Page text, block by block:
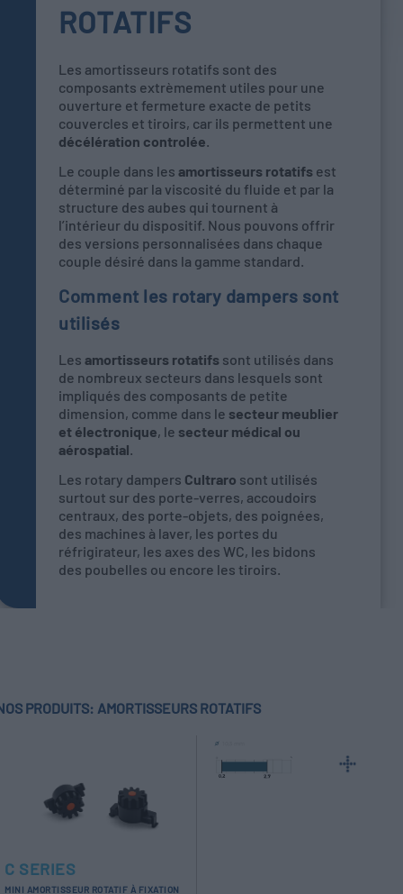
ROTATIFS
Les amortisseurs rotatifs sont des
composants extrèmement utiles pour une
ouverture et fermeture exacte de petits
couvercles et tiroirs, car ils permettent une
décélération controlée.
Le couple dans les amortisseurs rotatifs est
déterminé par la viscosité du fluide et par la
structure des aubes qui tournent à
l’intérieur du dispositif. Nous pouvons offrir
des versions personnalisées dans chaque
couple désiré dans la gamme standard.
Comment les rotary dampers sont
utilisés
Les amortisseurs rotatifs sont utilisés dans
de nombreux secteurs dans lesquels sont
impliqués des composants de petite
dimension, comme dans le secteur meublier
et électronique, le secteur médical ou
aérospatial.
Les rotary dampers Cultraro sont utilisés
surtout sur des porte-verres, accoudoirs
centraux, des porte-objets, des poignées,
des machines à laver, les portes du
réfrigirateur, les axes des WC, les bidons
des poubelles ou encore les tiroirs.
PRODUITS: AMORTISSEURS ROTATIFS
C SERIES
MINI AMORTISSEUR ROTATIF À FIXATION